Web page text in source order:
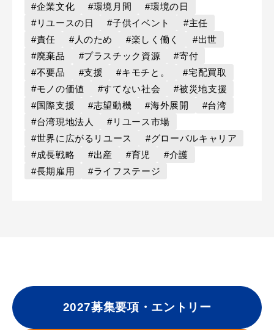
#企業文化
#環境月間
#環境の日
#リユースの日
#子供イベント
#主任
#責任
#人のため #楽しく働く
#出世
#廃棄品
#プラスチック資源
#寄付
#不要品
#支援 #キモチと。
#宅配買取
#モノの価値
#すてない社会
#被災地支援
#国際支援
#志望動機 #海外展開
#台湾
#台湾現地法人
#リユース市場
#世界に広がるリユース
#グローバルキャリア
#成長戦略
#出産 #育児
#介護
#長期雇用
#ライフステージ
2027募集要項・エントリー